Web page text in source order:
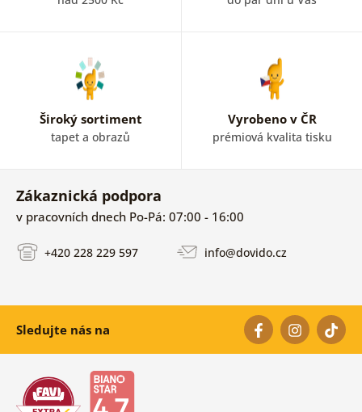
Široký sortiment
tapet a obrazů
Vyrobeno v ČR
prémiová kvalita tisku
Zákaznická podpora
v pracovních dnech Po-Pá: 07:00 - 16:00
+420 228 229 597 info@dovido.cz
Sledujte nás na